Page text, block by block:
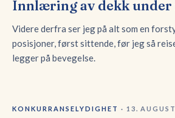
Innlæring av dekk under
Videre derfra ser jeg på alt som en
posisjoner, først sittende, før jeg så
legger på bevegelse.
KONKURRANSELYDIGHET · 13.